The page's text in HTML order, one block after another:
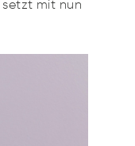
setzt mit nun